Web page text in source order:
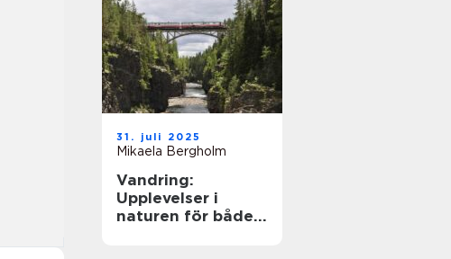
31. juli 2025
Mikaela Bergholm
Vandring:
Upplevelser i
naturen för både